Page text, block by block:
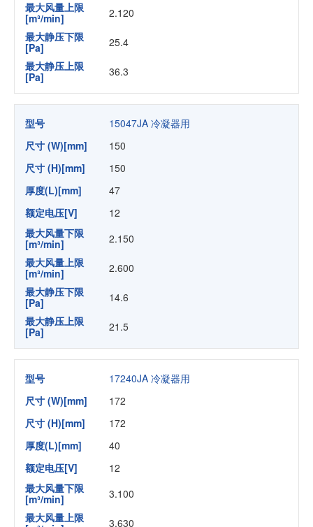
最大风量上限
[m³/min]
2.120
最大静压下限
[Pa]
25.4
最大静压上限
[Pa]
36.3
型号
15047JA 冷凝器用
尺寸 (W)[mm]
150
尺寸 (H)[mm]
150
厚度(L)[mm]
47
额定电压[V]
12
最大风量下限
[m³/min]
2.150
最大风量上限
[m³/min]
2.600
最大静压下限
[Pa]
14.6
最大静压上限
[Pa]
21.5
型号
17240JA 冷凝器用
尺寸 (W)[mm]
172
尺寸 (H)[mm]
172
厚度(L)[mm]
40
额定电压[V]
12
最大风量下限
[m³/min]
3.100
最大风量上限
3.630